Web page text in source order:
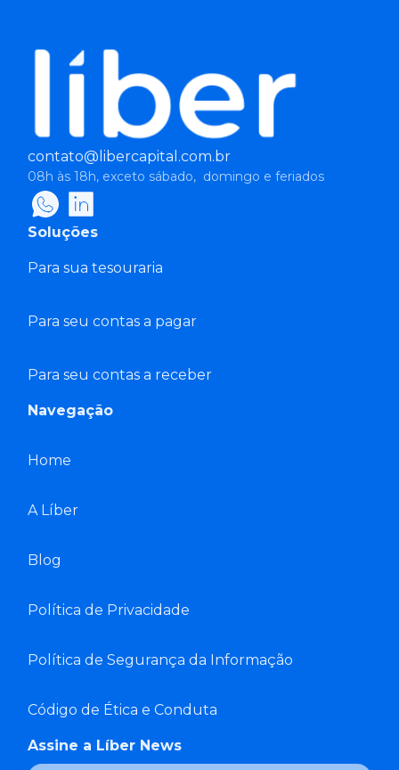
contato@libercapital.com.br
08h às 18h, exceto sábado, domingo e feriados
Soluções
Para sua tesouraria
Para seu contas a pagar
Para seu contas a receber
Navegação
Home
A Líber
Blog
Política de Privacidade
Política de Segurança da Informação
Código de Ética e Conduta
Assine a Líber News